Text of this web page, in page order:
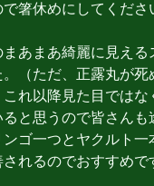
箸休めにしてくださ
あまあ綺麗に見える
（ただ、正露丸が死
れ以降見た目ではな
と思うので皆さんも
ゴ一つとヤクルト一
れるのでおすすめで